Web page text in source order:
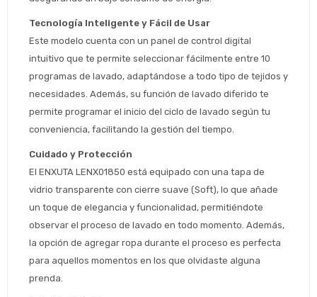
Tecnología Inteligente y Fácil de Usar
Este modelo cuenta con un panel de control digital
intuitivo que te permite seleccionar fácilmente entre 10
programas de lavado, adaptándose a todo tipo de tejidos y
necesidades. Además, su función de lavado diferido te
permite programar el inicio del ciclo de lavado según tu
conveniencia, facilitando la gestión del tiempo.
Cuidado y Protección
El ENXUTA LENX01850 está equipado con una tapa de
vidrio transparente con cierre suave (Soft), lo que añade
un toque de elegancia y funcionalidad, permitiéndote
observar el proceso de lavado en todo momento. Además,
la opción de agregar ropa durante el proceso es perfecta
para aquellos momentos en los que olvidaste alguna
prenda.
Comprá ahora y Pagá
Después, hasta en 12
cuotas y sin tocar tu
tarjeta de crédito
Celular
¡Tenés hasta
para comprar en las cuotas
que prefieras!
Ups!
Parece que no tenes oferta, lamentamos
¡Algo salió mal!
Por favor intenta nuevamente mas tarde.